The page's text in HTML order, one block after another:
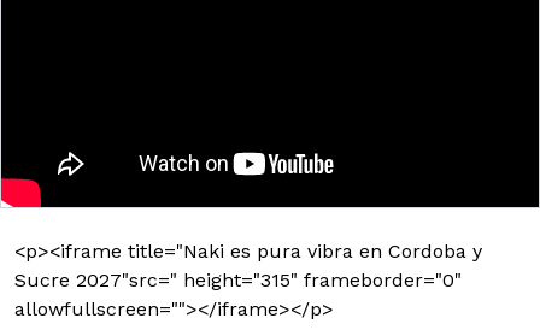
<p><iframe title="Naki es pura vibra en Cordoba y
Sucre 2027"src=" height="315" frameborder="0"
allowfullscreen=""></iframe></p>